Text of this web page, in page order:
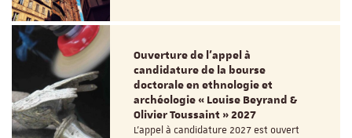
Ouverture de l'appel à
candidature de la bourse
doctorale en ethnologie et
archéologie « Louise Beyrand &
Olivier Toussaint » 2027
L’appel à candidature 2027 est ouvert